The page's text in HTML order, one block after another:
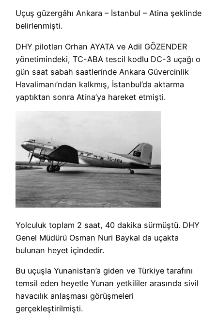
Uçuş güzergâhı Ankara – İstanbul – Atina şeklinde
belirlenmişti.
DHY pilotları Orhan AYATA ve Adil GÖZENDER
yönetimindeki, TC-ABA tescil kodlu DC-3 uçağı o
gün saat sabah saatlerinde Ankara Güvercinlik
Havalimanı’ndan kalkmış, İstanbul’da aktarma
yaptıktan sonra Atina’ya hareket etmişti.
Yolculuk toplam 2 saat, 40 dakika sürmüştü. DHY
Genel Müdürü Osman Nuri Baykal da uçakta
bulunan heyet içindedir.
Bu uçuşla Yunanistan’a giden ve Türkiye tarafını
temsil eden heyetle Yunan yetkililer arasında sivil
havacılık anlaşması görüşmeleri
gerçekleştirilmişti.